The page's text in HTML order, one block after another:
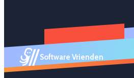
Software Vrienden